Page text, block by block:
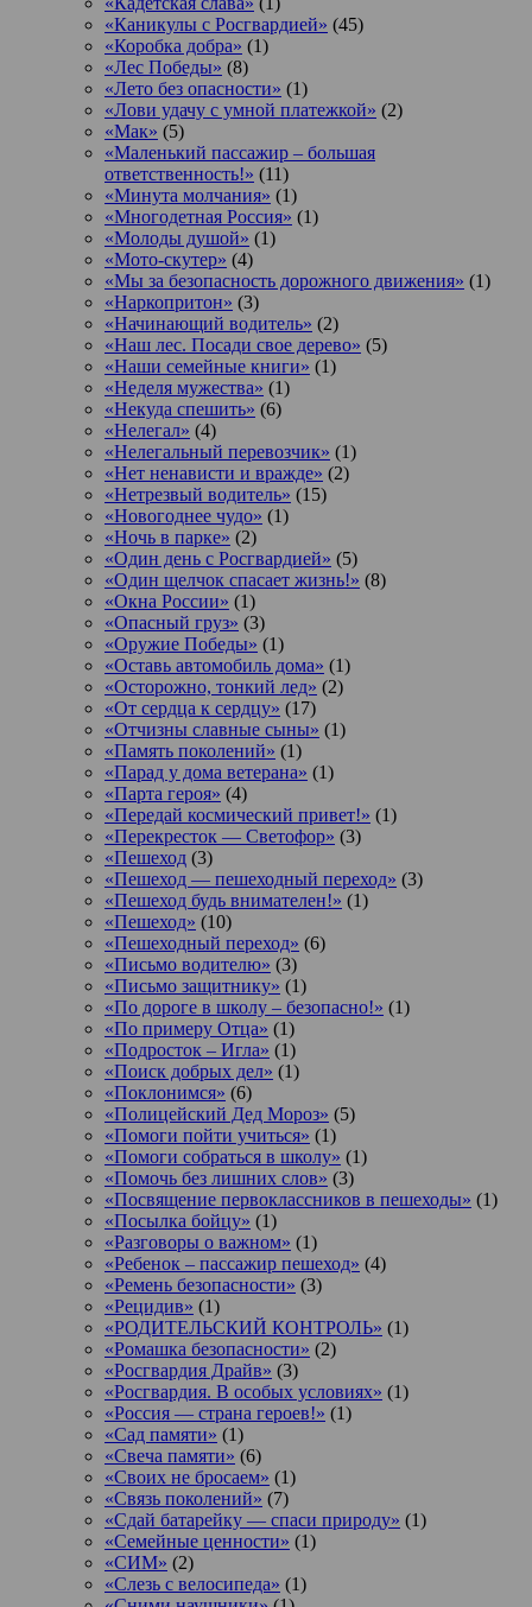
«Каникулы с Росгвардией» (45)
«Коробка добра» (1)
«Лес Победы» (8)
«Лето без опасности» (1)
«Лови удачу с умной платежкой» (2)
«Мак» (5)
«Маленький пассажир – большая
ответственность!» (11)
«Минута молчания» (1)
«Многодетная Россия» (1)
«Молоды душой» (1)
«Мото-скутер» (4)
«Мы за безопасность дорожного движения» (1)
«Наркопритон» (3)
«Начинающий водитель» (2)
«Наш лес. Посади свое дерево» (5)
«Наши семейные книги» (1)
«Неделя мужества» (1)
«Некуда спешить» (6)
«Нелегал» (4)
«Нелегальный перевозчик» (1)
«Нет ненависти и вражде» (2)
«Нетрезвый водитель» (15)
«Новогоднее чудо» (1)
«Ночь в парке» (2)
«Один день с Росгвардией» (5)
«Один щелчок спасает жизнь!» (8)
«Окна России» (1)
«Опасный груз» (3)
«Оружие Победы» (1)
«Оставь автомобиль дома» (1)
«Осторожно, тонкий лед» (2)
«От сердца к сердцу» (17)
«Отчизны славные сыны» (1)
«Память поколений» (1)
«Парад у дома ветерана» (1)
«Парта героя» (4)
«Передай космический привет!» (1)
«Перекресток — Светофор» (3)
«Пешеход (3)
«Пешеход — пешеходный переход» (3)
«Пешеход будь внимателен!» (1)
«Пешеход» (10)
«Пешеходный переход» (6)
«Письмо водителю» (3)
«Письмо защитнику» (1)
«По дороге в школу – безопасно!» (1)
«По примеру Отца» (1)
«Подросток ‒ Игла» (1)
«Поиск добрых дел» (1)
«Поклонимся» (6)
«Полицейский Дед Мороз» (5)
«Помоги пойти учиться» (1)
«Помоги собраться в школу» (1)
«Помочь без лишних слов» (3)
«Посвящение первоклассников в пешеходы» (1)
«Посылка бойцу» (1)
«Разговоры о важном» (1)
«Ребенок – пассажир пешеход» (4)
«Ремень безопасности» (3)
«Рецидив» (1)
«РОДИТЕЛЬСКИЙ КОНТРОЛЬ» (1)
«Ромашка безопасности» (2)
«Росгвардия Драйв» (3)
«Росгвардия. В особых условиях» (1)
«Россия — страна героев!» (1)
«Сад памяти» (1)
«Свеча памяти» (6)
«Своих не бросаем» (1)
«Связь поколений» (7)
«Сдай батарейку — спаси природу» (1)
«Семейные ценности» (1)
«СИМ» (2)
«Слезь с велосипеда» (1)